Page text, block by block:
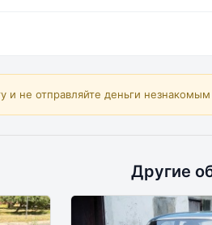
и не отправляйте деньги
Другие